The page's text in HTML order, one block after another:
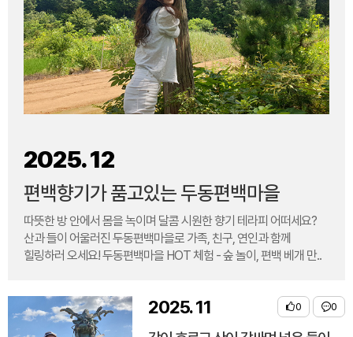
2025.12
편백향기가 품고있는 두동편백마을
따뜻한 방 안에서 몸을 녹이며 달콤 시원한 향기 테라피 어떠세요?
산과 들이 어울러진 두동편백마을로 가족, 친구, 연인과 함께
힐링하러 오세요! 두동편백마을 HOT 체험 - 숲 놀이, 편백 베개 만..
0
2025.11 0